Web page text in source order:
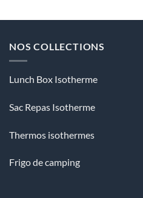
NOS COLLECTIONS
Lunch Box Isotherme
Sac Repas Isotherme
Thermos isothermes
Frigo de camping